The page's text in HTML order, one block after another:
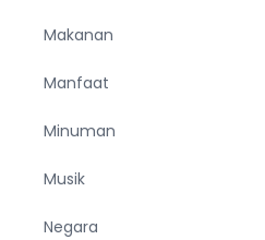
Makanan
Manfaat
Minuman
Musik
Negara